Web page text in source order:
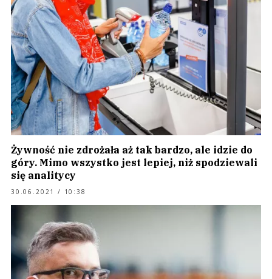
Żywność nie zdrożała aż tak bardzo, ale idzie do
góry. Mimo wszystko jest lepiej, niż spodziewali
się analitycy
30.06.2021 / 10:38